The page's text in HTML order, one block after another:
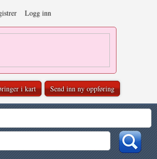
Logg inn
i kart Send inn ny oppføring